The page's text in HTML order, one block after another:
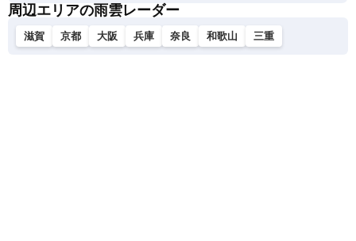
周辺エリアの雨雲レーダー
滋賀 京都 大阪 兵庫 奈良 和歌山 三重